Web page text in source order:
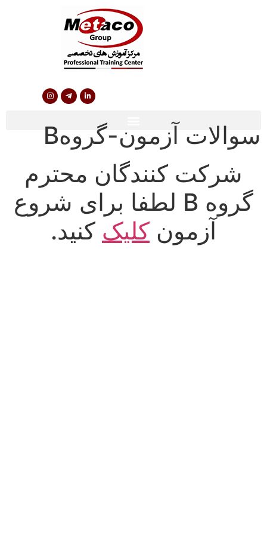
سوالات آزمون-گروهB
شرکت کنندگان محترم
گروه B لطفا برای شروع
آزمون کلیک کنید.